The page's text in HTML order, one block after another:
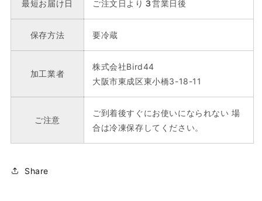
最短お届け日 ご注文日より ３営業日後
保存方法 要冷蔵
加工業者
株式会社Bird44
大阪市東成区東小橋3-18-11
ご注意
ご到着後すぐにお使いになられない 場
合は冷凍保存してください。
Share